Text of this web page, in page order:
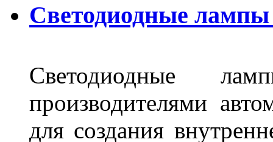
Светодиодные
Светодиодные
производителями
для создания